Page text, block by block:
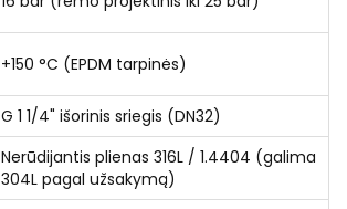
+150 °C (EPDM tarpinės)
G 1 1/4" išorinis sriegis (DN32)
Nerūdijantis plienas 316L / 1.4404 (galima
304L pagal užsakymą)